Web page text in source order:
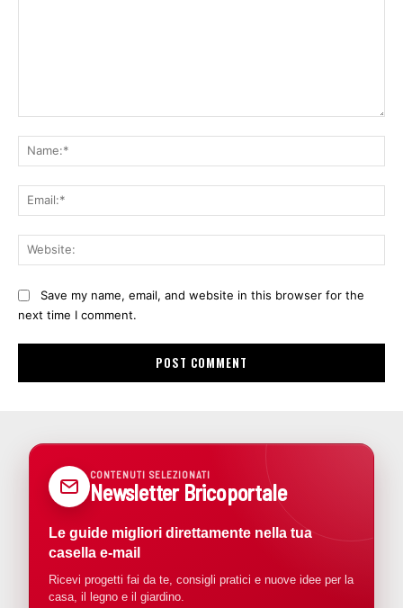
Save my name, email, and website in this browser for the
next time I comment.
CONTENUTI SELEZIONATI
Newsletter Bricoportale
Le guide migliori direttamente nella tua
casella e-mail
Ricevi progetti fai da te, consigli pratici e nuove idee per la
casa, il legno e il giardino.